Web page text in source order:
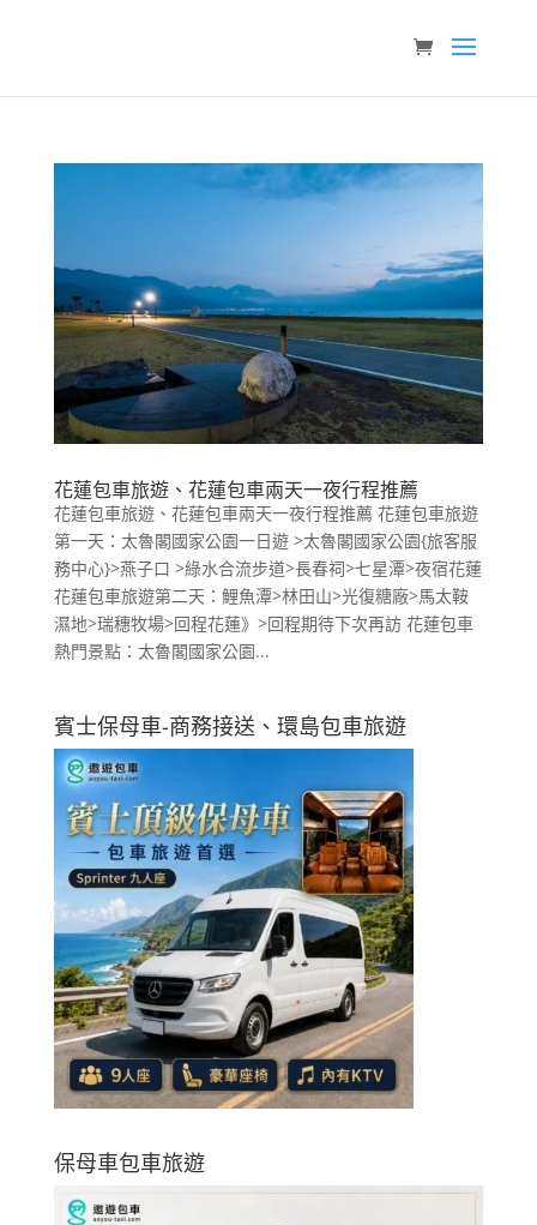
花蓮包車旅遊、花蓮包車兩天一夜行程推薦
花蓮包車旅遊、花蓮包車兩天一夜行程推薦 花蓮包車旅遊
第一天：太魯閣國家公園一日遊 >太魯閣國家公園{旅客服
務中心}>燕子口 >綠水合流步道>長春祠>七星潭>夜宿花蓮
花蓮包車旅遊第二天：鯉魚潭>林田山>光復糖廠>馬太鞍
濕地>瑞穗牧場>回程花蓮》>回程期待下次再訪 花蓮包車
熱門景點：太魯閣國家公園...
賓士保母車-商務接送、環島包車旅遊
保母車包車旅遊